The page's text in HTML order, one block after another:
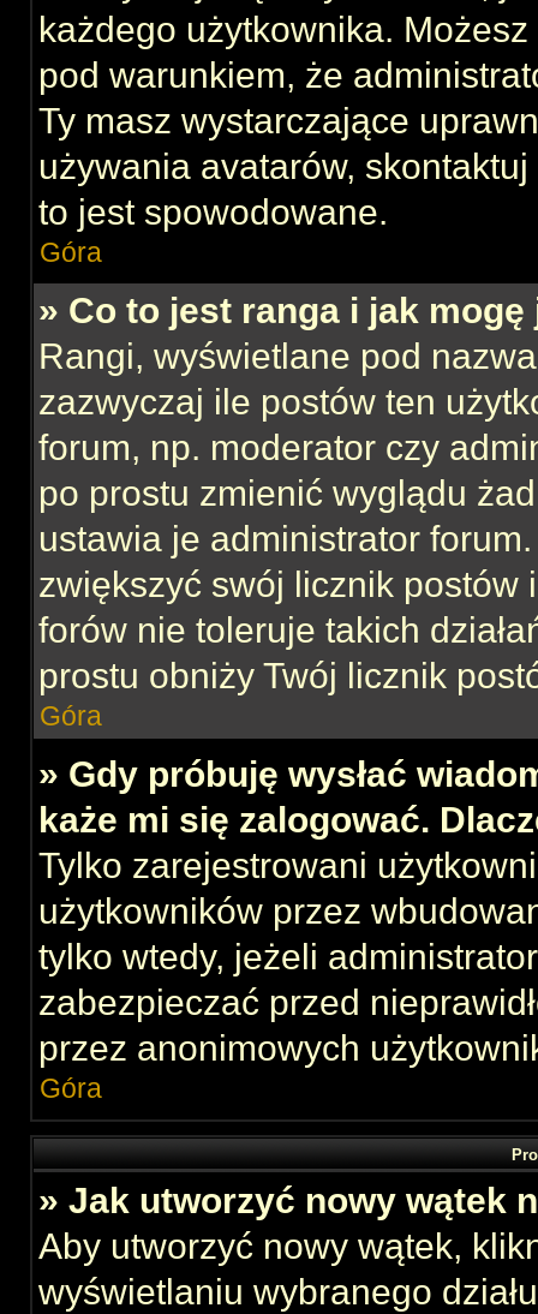
każdego użytkownika.
pod warunkiem, że
Ty masz wystarczające
używania avatarów,
to jest spowodowane.
Góra
» Co to jest ranga i jak mogę
Rangi, wyświetlane pod
zazwyczaj ile postów ten
forum, np. moderator czy
po prostu zmienić wyglądu
ustawia je administrator
zwiększyć swój licznik postów
forów nie toleruje takich
prostu obniży Twój licznik
Góra
» Gdy próbuję wysłać
każe mi się zalogować.
Tylko zarejestrowani
użytkowników przez
tylko wtedy, jeżeli
zabezpieczać przed
przez anonimowych
Góra
» Jak utworzyć nowy wątek
Aby utworzyć nowy wątek,
wyświetlaniu wybranego